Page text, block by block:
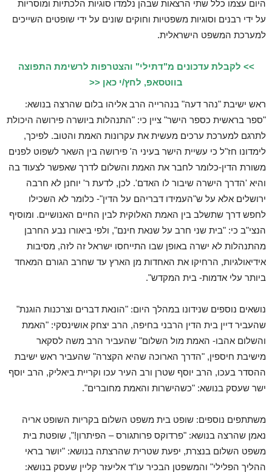
היום עצמו כלל שתי הרצאות שבהן נלמדו סוגיות הלכתיות ומוסריות
על ידי רבנים וסוגיות משפטיות וחוקים שונים על ידי שופטים השייכים
למערכת המשפט הישראלית.
>> לקבלת עדכונים מ"דתילי" והצטרפות לרשימת התפוצה
בווטסאפ, לחץ/י כאן <<
ראש ישיבת "נהר דעה" בנהרייה הרב אליהו בלום שהרצה בנושא:
"ספר בראשית כספר הישר" ציין כי: "התנהלות ביושרה פירושה היכולת
לתרגם למערכת ערכים מעשית את עקרונות האמת והטוב. לפיכך,
לימדונו חז"ל כי עשיית הישר בעיני ה' פירושה בין השאר לשפוט לפנים
משורת הדין-כלומר לחבר את האמת והשלום לדרך שאפשר לצעוד בה
והיא 'הדרך הישרה שיבור לו האדם'. לכן, לדעת ר' יוחנן לא חרבה
ירושלים אלא על ש"העמידו דבריהם על הדין"- כלומר לא השכילו
לחפש דרך שתשלב בין האמת האלוקית לבין החיים האנושיים. ומוסיף
הנצי"ב כי: "בית שני חרב על שנאת חינם", ולפי ביאורו נבע החרבן
מהתנהלות לא ישרה באופן שבו התייחסו ישראל זה לזה, מסיבות
אידיאולגיות, הרחיקו את האחדות מן הארץ עד שחרב הגורם המאחד
ביותר עלי אדמות- בית המקדש".
נושאים נוספים שנידונו במהלך היום: "הונאת דברים וצרכנות הוגנת"
שהעביר דיין בית הדין הרבני בחיפה, הרב יצחק אושינסקי: "האמת
והשלום אהבו- האמת מול השלום" שהעביר הרב משה לסקאר
מישיבת חיספין, "הדרך הארוכה שהיא הקצרה" שהעביר ראש ישיבת
ההסדר בעכו, הרב יוסף שטרן ורב העיר עכו וקריית ביאליק, הרב יוסף
ישר שעסק בנושא: "כשהישרות והאמת מחוברים".
משתתפים נוספים: שופט בית משפט השלום בקריות השופט אריה
נאמן שהרצה בנושא: "פרדוקס פרותגורס – הפיתרון!", שופטת בית
משפט השלום בנצרת, יפעת שטרית שהרצתה בנושא: "יושר בראי
ההליך הפלילי" והמשפטן הבכיר עו"ד אליעזר קליין שעסק בנושא: